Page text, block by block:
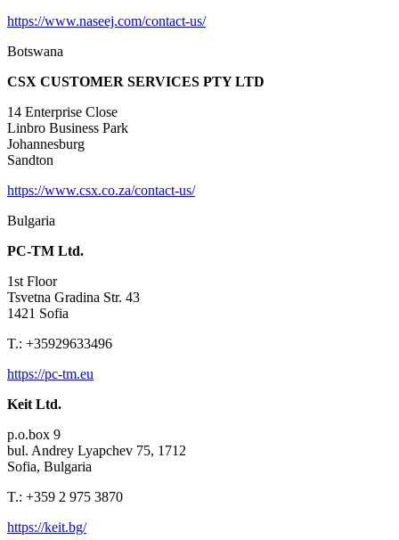
https://www.naseej.com/contact-us/
Botswana
CSX CUSTOMER SERVICES PTY LTD
14 Enterprise Close
Linbro Business Park
Johannesburg
Sandton
https://www.csx.co.za/contact-us/
Bulgaria
PC-TM Ltd.
1st Floor
Tsvetna Gradina Str. 43
1421 Sofia
T.: +35929633496
https://pc-tm.eu
Keit Ltd.
p.o.box 9
bul. Andrey Lyapchev 75, 1712
Sofia, Bulgaria
T.: +359 2 975 3870
https://keit.bg/